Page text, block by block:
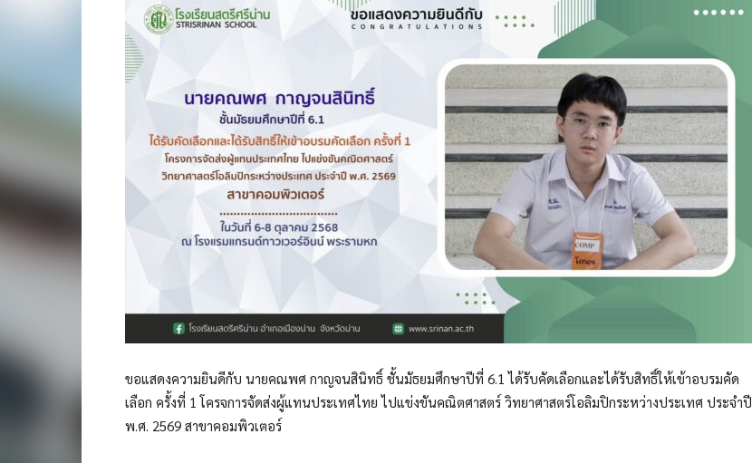
ขอแสดงความยินดีกับ นายคณพศ กาญจนสินิทธิ์ ชั้นมัธยมศึกษาปีที่ 6.1 ได้รับคัดเลือกและได้รับสิทธิ์ให้เข้าอบรมคัด
เลือก ครั้งที่ 1 โครจการจัดส่งผู้แทนประเทศไทย ไปแข่งขันคณิตศาสตร์ วิทยาศาสตร์โอลิมปิกระหว่างประเทศ ประจำปี
พ.ศ. 2569 สาขาคอมพิวเตอร์